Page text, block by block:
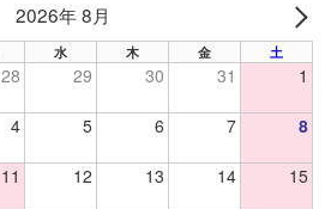
2026年 8月
水 木 金 土
28 29 30 31 1
4 5 6 7 8
11 12 13 14 15